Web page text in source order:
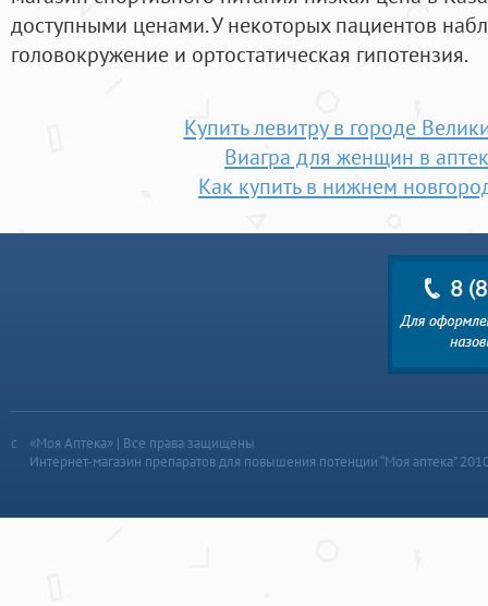
доступными ценами. У некоторых пациентов
головокружение и ортостатическая гипотензия.
Купить левитру в городе
Виагра для женщин в
Как купить в нижнем
«Моя Аптека» | Все права защищены
Интернет-магазин препаратов для повышения потенции “Моя аптека”